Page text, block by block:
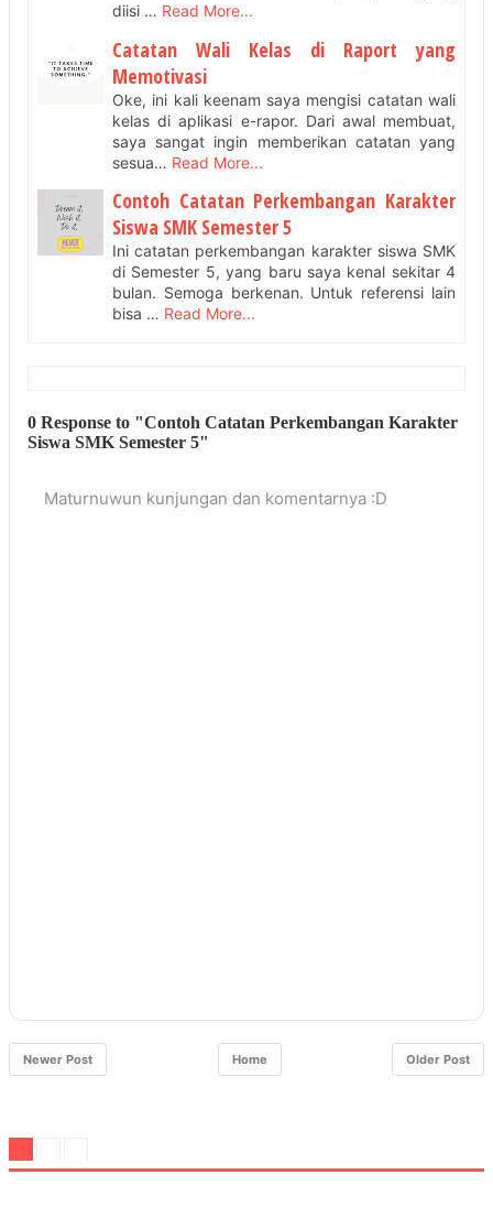
diisi … Read More...
Catatan Wali Kelas di Raport yang
Memotivasi
Oke, ini kali keenam saya mengisi catatan wali
kelas di aplikasi e-rapor. Dari awal membuat,
saya sangat ingin memberikan catatan yang
sesua… Read More...
Contoh Catatan Perkembangan Karakter
Siswa SMK Semester 5
Ini catatan perkembangan karakter siswa SMK
di Semester 5, yang baru saya kenal sekitar 4
bulan. Semoga berkenan. Untuk referensi lain
bisa … Read More...
0 Response to "Contoh Catatan Perkembangan Karakter
Siswa SMK Semester 5"
Maturnuwun kunjungan dan komentarnya :D
Newer Post Older Post
Home